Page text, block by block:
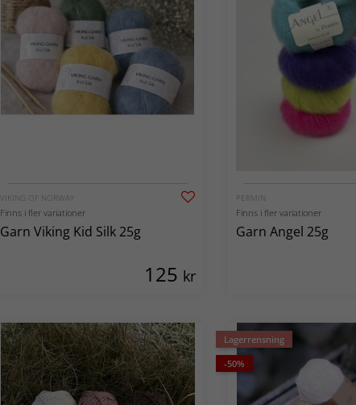
VIKING OF NORWAY
Finns i fler variationer
Garn Viking Kid Silk 25g
125 kr
PERMIN
Finns i fler variationer
Garn Angel 25g
Lagerrensning
-50%